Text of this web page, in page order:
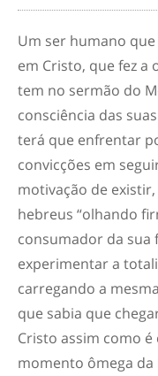
Um ser humano
em Cristo, que fez a
tem no sermão do
consciência das
terá que enfrentar
convicções em
motivação de
hebreus “olhando
consumador da sua
experimentar a
carregando a
que sabia que
Cristo assim como
momento ômega